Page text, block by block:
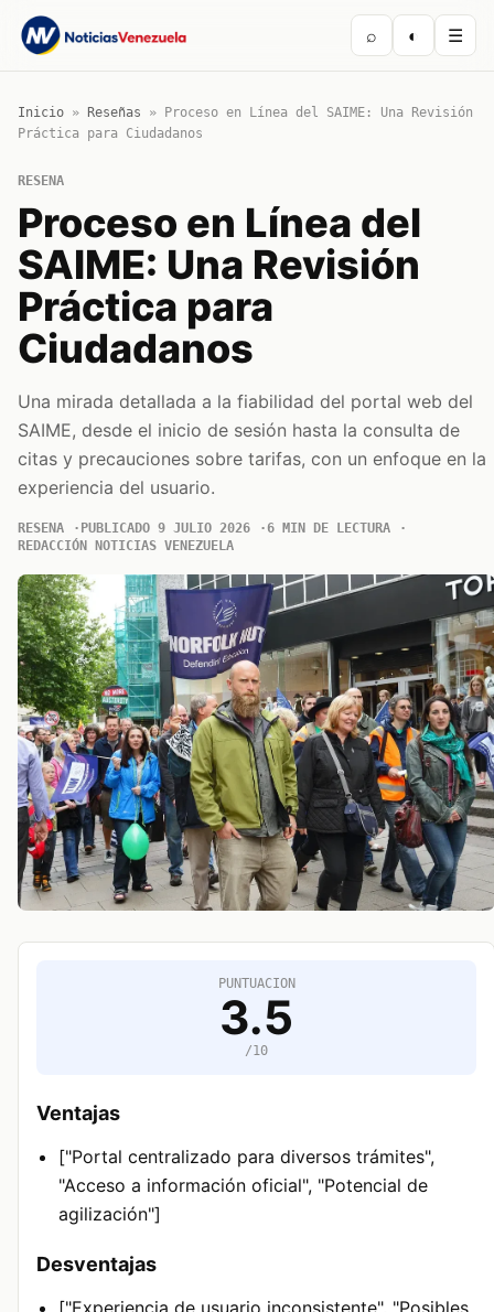
⌕ ◐ ☰
Inicio » Reseñas »
Proceso en Línea del SAIME: Una Revisión
Práctica para Ciudadanos
RESENA
Proceso en Línea del
SAIME: Una Revisión
Práctica para
Ciudadanos
Una mirada detallada a la fiabilidad del portal web del
SAIME, desde el inicio de sesión hasta la consulta de
citas y precauciones sobre tarifas, con un enfoque en la
experiencia del usuario.
RESENA PUBLICADO 9 JULIO 2026
6 MIN DE LECTURA
REDACCIÓN NOTICIAS VENEZUELA
PUNTUACION
3.5
/10
Ventajas
["Portal centralizado para diversos trámites",
"Acceso a información oficial", "Potencial de
agilización"]
Desventajas
["Experiencia de usuario inconsistente", "Posibles